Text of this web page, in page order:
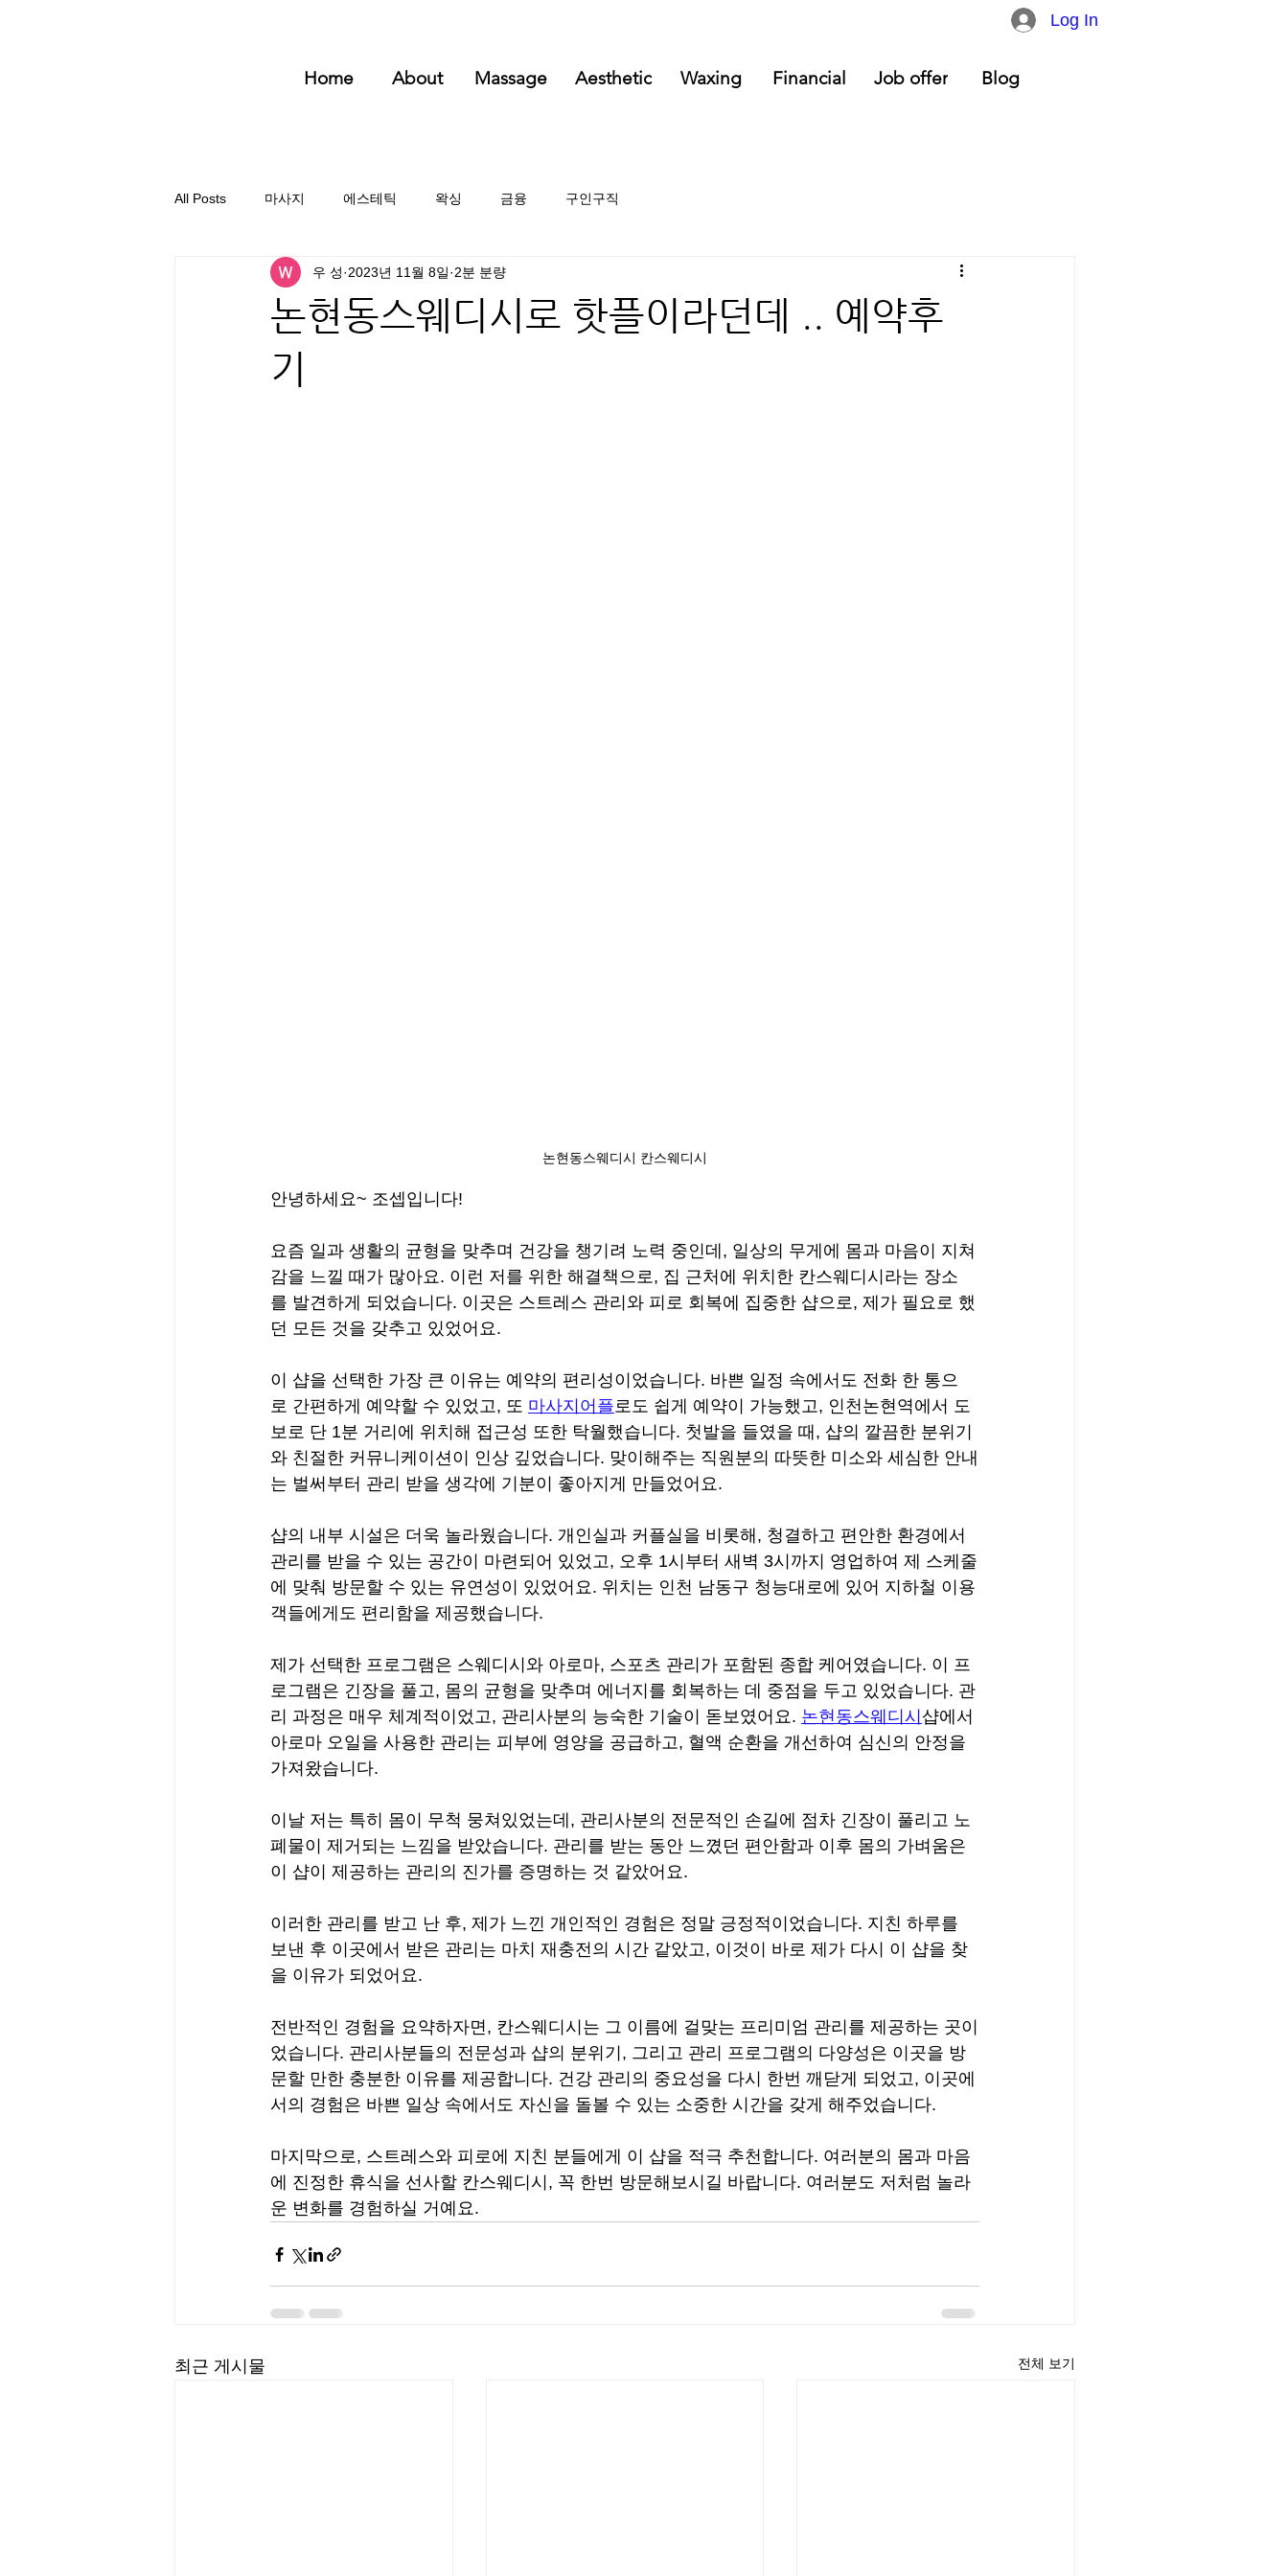
Log In
Home About Massage Aesthetic Waxing Financial Job offer Blog
All Posts 마사지 에스테틱 왁싱 금융 구인구직
논현동스웨디시로 핫플이라던데 .. 예약후
기
우 성 2023년 11월 8일 2분 분량
논현동스웨디시 칸스웨디시
안녕하세요~ 조셉입니다!
요즘 일과 생활의 균형을 맞추며 건강을 챙기려 노력 중인데, 일상의 무게에 몸과 마음이 지쳐
감을 느낄 때가 많아요. 이런 저를 위한 해결책으로, 집 근처에 위치한 칸스웨디시라는 장소
를 발견하게 되었습니다. 이곳은 스트레스 관리와 피로 회복에 집중한 샵으로, 제가 필요로 했
던 모든 것을 갖추고 있었어요.
이 샵을 선택한 가장 큰 이유는 예약의 편리성이었습니다. 바쁜 일정 속에서도 전화 한 통으
로 간편하게 예약할 수 있었고, 또 마사지어플로도 쉽게 예약이 가능했고, 인천논현역에서 도
보로 단 1분 거리에 위치해 접근성 또한 탁월했습니다. 첫발을 들였을 때, 샵의 깔끔한 분위기
와 친절한 커뮤니케이션이 인상 깊었습니다. 맞이해주는 직원분의 따뜻한 미소와 세심한 안내
는 벌써부터 관리 받을 생각에 기분이 좋아지게 만들었어요.
샵의 내부 시설은 더욱 놀라웠습니다. 개인실과 커플실을 비롯해, 청결하고 편안한 환경에서
관리를 받을 수 있는 공간이 마련되어 있었고, 오후 1시부터 새벽 3시까지 영업하여 제 스케줄
에 맞춰 방문할 수 있는 유연성이 있었어요. 위치는 인천 남동구 청능대로에 있어 지하철 이용
객들에게도 편리함을 제공했습니다.
제가 선택한 프로그램은 스웨디시와 아로마, 스포츠 관리가 포함된 종합 케어였습니다. 이 프
로그램은 긴장을 풀고, 몸의 균형을 맞추며 에너지를 회복하는 데 중점을 두고 있었습니다. 관
리 과정은 매우 체계적이었고, 관리사분의 능숙한 기술이 돋보였어요. 논현동스웨디시 샵에서
아로마 오일을 사용한 관리는 피부에 영양을 공급하고, 혈액 순환을 개선하여 심신의 안정을
가져왔습니다.
이날 저는 특히 몸이 무척 뭉쳐있었는데, 관리사분의 전문적인 손길에 점차 긴장이 풀리고 노
폐물이 제거되는 느낌을 받았습니다. 관리를 받는 동안 느꼈던 편안함과 이후 몸의 가벼움은
이 샵이 제공하는 관리의 진가를 증명하는 것 같았어요.
이러한 관리를 받고 난 후, 제가 느낀 개인적인 경험은 정말 긍정적이었습니다. 지친 하루를
보낸 후 이곳에서 받은 관리는 마치 재충전의 시간 같았고, 이것이 바로 제가 다시 이 샵을 찾
을 이유가 되었어요.
전반적인 경험을 요약하자면, 칸스웨디시는 그 이름에 걸맞는 프리미엄 관리를 제공하는 곳이
었습니다. 관리사분들의 전문성과 샵의 분위기, 그리고 관리 프로그램의 다양성은 이곳을 방
문할 만한 충분한 이유를 제공합니다. 건강 관리의 중요성을 다시 한번 깨닫게 되었고, 이곳에
서의 경험은 바쁜 일상 속에서도 자신을 돌볼 수 있는 소중한 시간을 갖게 해주었습니다.
마지막으로, 스트레스와 피로에 지친 분들에게 이 샵을 적극 추천합니다. 여러분의 몸과 마음
에 진정한 휴식을 선사할 칸스웨디시, 꼭 한번 방문해보시길 바랍니다. 여러분도 저처럼 놀라
운 변화를 경험하실 거예요.
최근 게시물 전체 보기